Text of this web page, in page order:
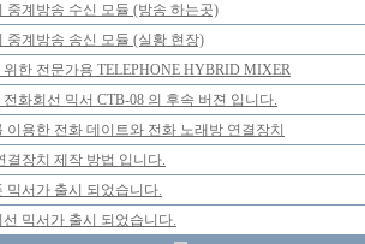
중계방송 수신 모듈 (방송 하는곳)
중계방송 송신 모듈 (실황 현장)
한 전문가용 TELEPHONE HYBRID MIXER
화회선 믹서 CTB-08 의 후속 버젼 입니다.
이용한 전화 데이트와 전화 노래방 연결장치
결장치 제작 방법 입니다.
믹서가 출시 되었습니다.
믹서가 출시 되었습니다.